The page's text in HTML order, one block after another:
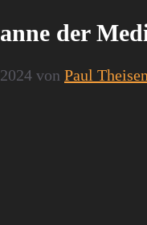
der
von Paul